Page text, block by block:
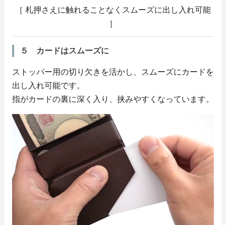
［ 札押さえに触れることなくスムーズに出し入れ可能
］
５ カードはスムーズに
ストッパー用の切り欠きを活かし、スムーズにカードを
出し入れ可能です。
指がカードの裏に深く入り、挟みやすくなっています。